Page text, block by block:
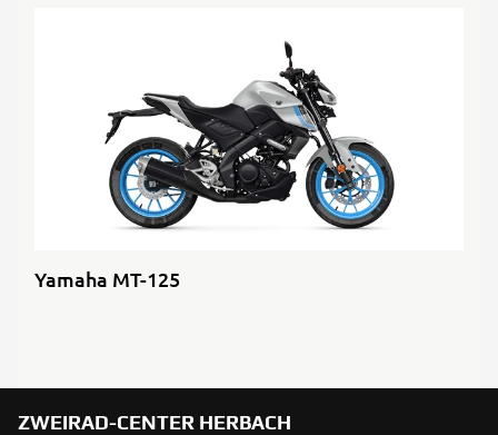
Yamaha MT-125
ZWEIRAD-CENTER HERBACH